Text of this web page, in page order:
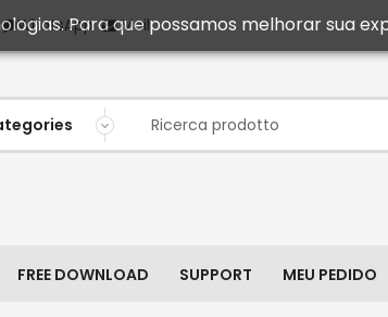
WhatsApp Mail
FREE DOWNLOAD SUPPORT MEU PEDIDO
Para que possamos melhorar sua